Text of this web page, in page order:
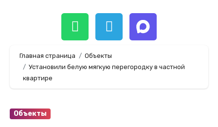
Главная страница
Объекты
Установили белую мягкую перегородку в частной
квартире
Объекты